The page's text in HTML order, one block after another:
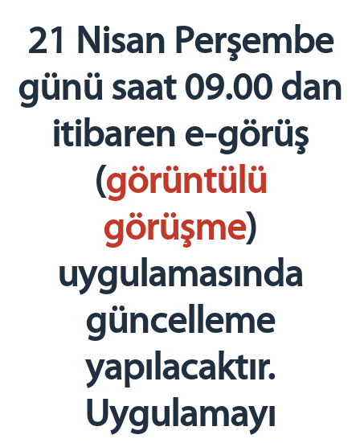
Telefon İşlemleri
Telefon Görüşme Yönetmeliği
Ziyaret Kuralları
Ziyaret Programı
Kapalı Ziyaret
21 Nisan Perşembe
günü saat 09.00 dan
itibaren e-görüş
(görüntülü
görüşme)
uygulamasında
güncelleme
yapılacaktır.
Uygulamayı